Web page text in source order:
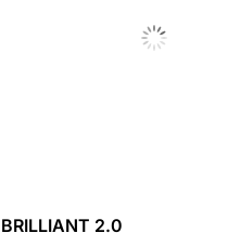
BRILLIANT 2.0